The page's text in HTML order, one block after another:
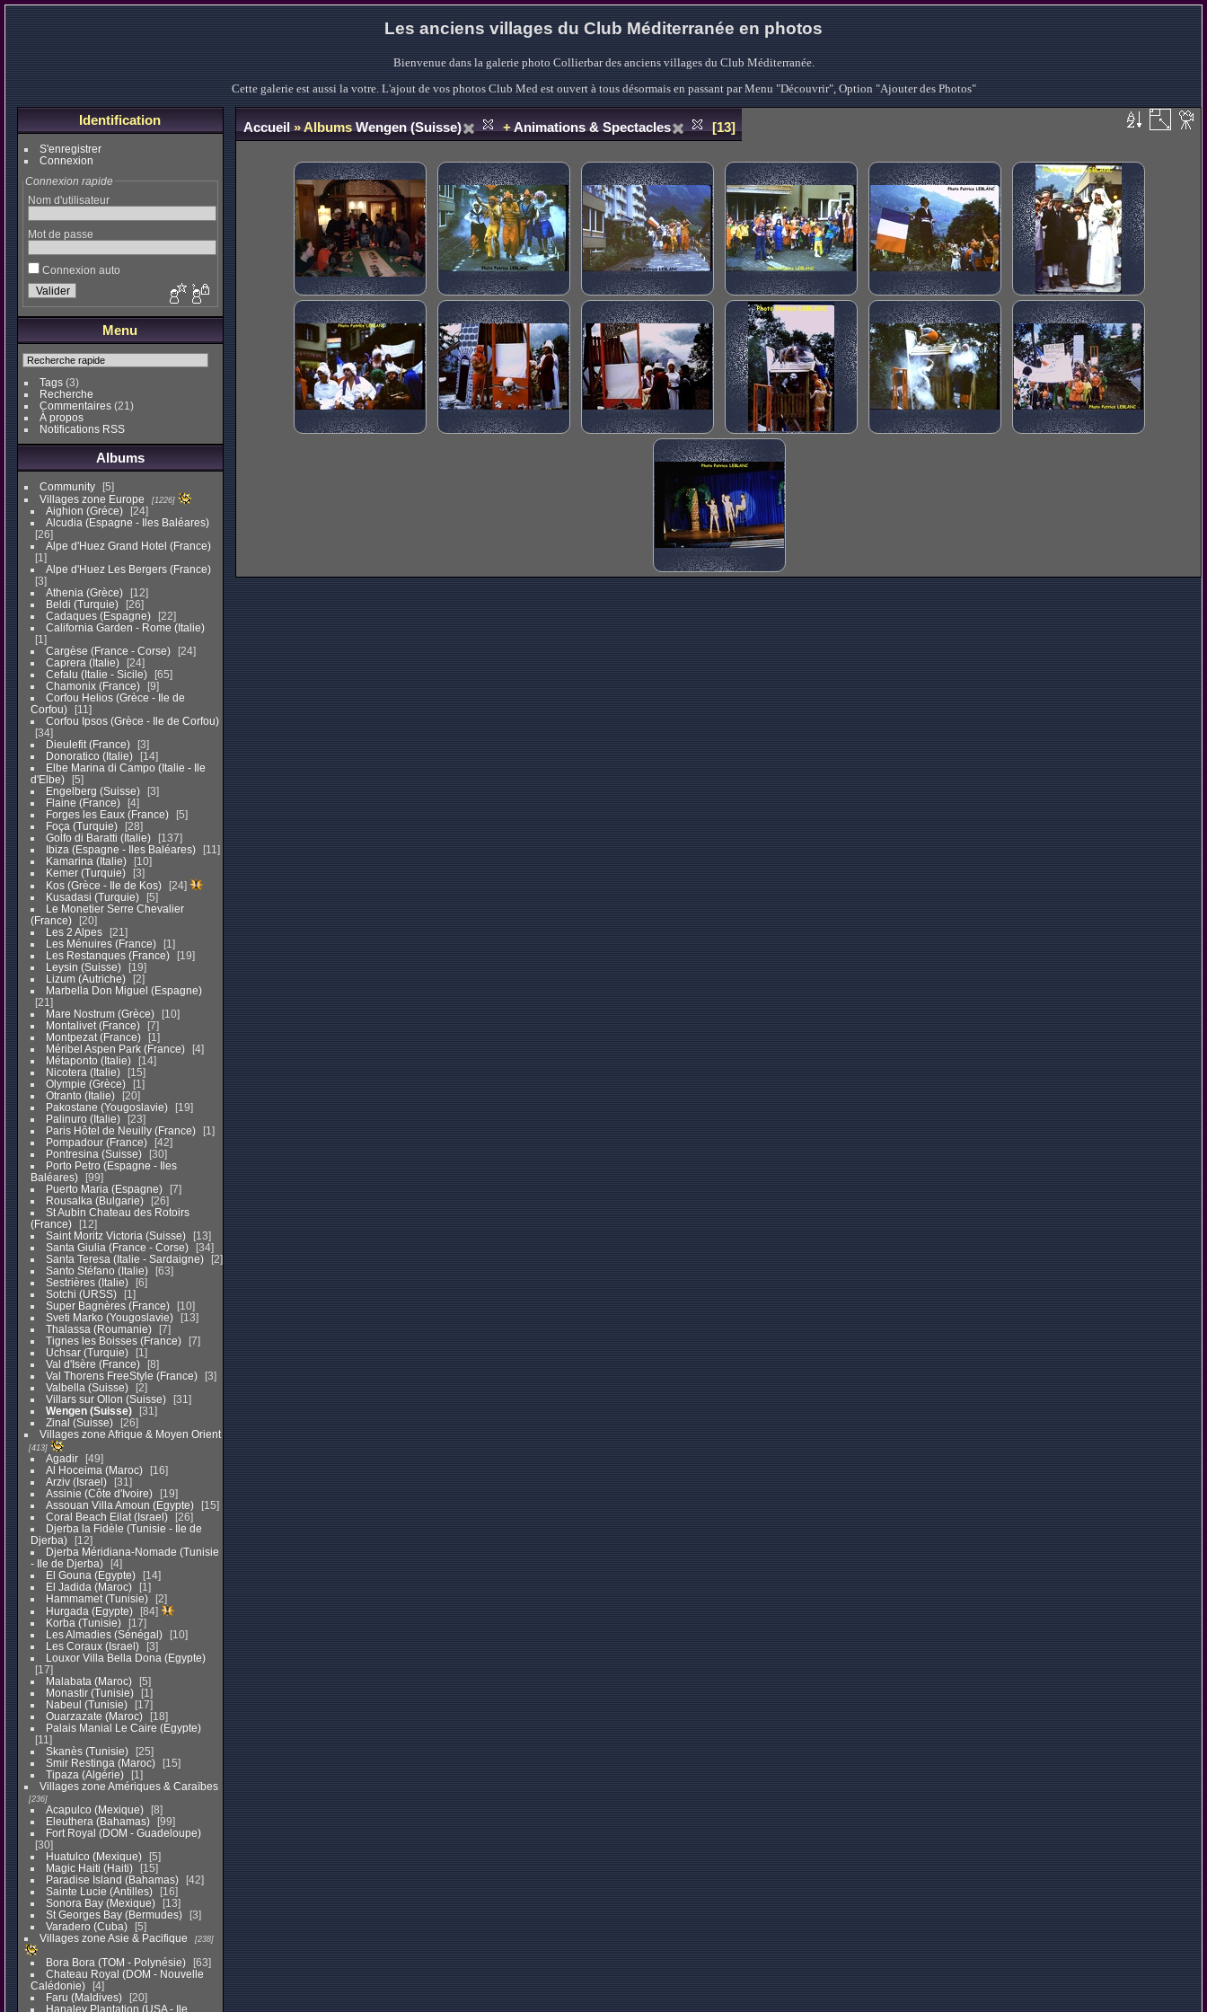
Les anciens villages du Club Méditerranée en photos
Bienvenue dans la galerie photo Collierbar des anciens villages du Club Méditerranée.
Cette galerie est aussi la votre. L'ajout de vos photos Club Med est ouvert à tous désormais en passant par Menu "Découvrir", Option "Ajouter des Photos"
Identification
S'enregistrer
Connexion
Connexion rapide
Nom d'utilisateur
Mot de passe
Connexion auto
Menu
Tags(3)
Recherche
Commentaires(21)
À propos
Notifications RSS
Albums
Community
5
Villages zone Europe
1226
Aighion (Gréce)
24
Alcudia (Espagne - Iles Baléares)
26
Alpe d'Huez Grand Hotel (France)
1
Alpe d'Huez Les Bergers (France)
3
Athenia (Grèce)
12
Beldi (Turquie)
26
Cadaques (Espagne)
22
California Garden - Rome (Italie)
1
Cargèse (France - Corse)
24
Caprera (Italie)
24
Cefalu (Italie - Sicile)
65
Chamonix (France)
9
Corfou Helios (Grèce - Ile de
Corfou)
11
Corfou Ipsos (Grèce - Ile de Corfou)
34
Dieulefit (France)
3
Donoratico (Italie)
14
Elbe Marina di Campo (Italie - Ile
d'Elbe)
5
Engelberg (Suisse)
3
Flaine (France)
4
Forges les Eaux (France)
5
Foça (Turquie)
28
Golfo di Baratti (Italie)
137
Ibiza (Espagne - Iles Baléares)
11
Kamarina (Italie)
10
Kemer (Turquie)
3
Kos (Grèce - Ile de Kos)
24
Kusadasi (Turquie)
5
Le Monetier Serre Chevalier
(France)
20
Les 2 Alpes
21
Les Ménuires (France)
1
Les Restanques (France)
19
Leysin (Suisse)
19
Lizum (Autriche)
2
Marbella Don Miguel (Espagne)
21
Mare Nostrum (Grèce)
10
Montalivet (France)
7
Montpezat (France)
1
Méribel Aspen Park (France)
4
Métaponto (Italie)
14
Nicotera (Italie)
15
Olympie (Grèce)
1
Otranto (Italie)
20
Pakostane (Yougoslavie)
19
Palinuro (Italie)
23
Paris Hôtel de Neuilly (France)
1
Pompadour (France)
42
Pontresina (Suisse)
30
Porto Petro (Espagne - Iles
Baléares)
99
Puerto Maria (Espagne)
7
Rousalka (Bulgarie)
26
St Aubin Chateau des Rotoirs
(France)
12
Saint Moritz Victoria (Suisse)
13
Santa Giulia (France - Corse)
34
Santa Teresa (Italie - Sardaigne)
2
Santo Stéfano (Italie)
63
Sestrières (Italie)
6
Sotchi (URSS)
1
Super Bagnères (France)
10
Sveti Marko (Yougoslavie)
13
Thalassa (Roumanie)
7
Tignes les Boisses (France)
7
Uchsar (Turquie)
1
Val d'Isère (France)
8
Val Thorens FreeStyle (France)
3
Valbella (Suisse)
2
Villars sur Ollon (Suisse)
31
Wengen (Suisse)
31
Zinal (Suisse)
26
Villages zone Afrique & Moyen Orient
413
Agadir
49
Al Hoceima (Maroc)
16
Arziv (Israel)
31
Assinie (Côte d'Ivoire)
19
Assouan Villa Amoun (Egypte)
15
Coral Beach Eilat (Israel)
26
Djerba la Fidèle (Tunisie - Ile de
Djerba)
12
Djerba Méridiana-Nomade (Tunisie
- Ile de Djerba)
4
El Gouna (Egypte)
14
El Jadida (Maroc)
1
Hammamet (Tunisie)
2
Hurgada (Egypte)
84
Korba (Tunisie)
17
Les Almadies (Sénégal)
10
Les Coraux (Israel)
3
Louxor Villa Bella Dona (Egypte)
17
Malabata (Maroc)
5
Monastir (Tunisie)
1
Nabeul (Tunisie)
17
Ouarzazate (Maroc)
18
Palais Manial Le Caire (Egypte)
11
Skanès (Tunisie)
25
Smir Restinga (Maroc)
15
Tipaza (Algérie)
1
Villages zone Amériques & Caraïbes
236
Acapulco (Mexique)
8
Eleuthera (Bahamas)
99
Fort Royal (DOM - Guadeloupe)
30
Huatulco (Mexique)
5
Magic Haiti (Haiti)
15
Paradise Island (Bahamas)
42
Sainte Lucie (Antilles)
16
Sonora Bay (Mexique)
13
St Georges Bay (Bermudes)
3
Varadero (Cuba)
5
Villages zone Asie & Pacifique
238
Bora Bora (TOM - Polynésie)
63
Chateau Royal (DOM - Nouvelle
Calédonie)
4
Faru (Maldives)
20
Hanaley Plantation (USA - Ile
Accueil» Albums Wengen (Suisse) +Animations & Spectacles 13